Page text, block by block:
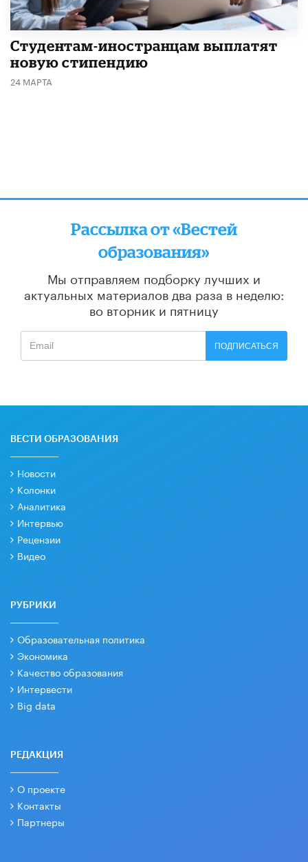
Студентам-иностранцам выплатят
новую стипендию
24 МАРТА
Рассылка от «Вестей
образования»
Мы отправляем подборку лучших и
актуальных материалов два раза в неделю:
во вторник и пятницу
ПОДПИСАТЬСЯ
ВЕСТИ ОБРАЗОВАНИЯ
Новости
Колонки
Аналитика
Интервью
Рецензии
Видео
РУБРИКИ
Образовательная политика
Экономика
Качество образования
Интервести
Big data
РЕДАКЦИЯ
О проекте
Контакты
Партнеры